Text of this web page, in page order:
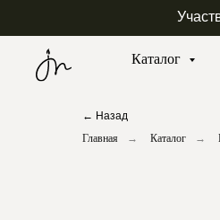
Каталог
← Назад
Главная
→ Каталог →